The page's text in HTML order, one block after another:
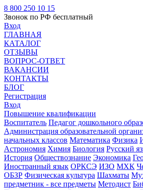
8 800 250 10 15
Звонок по РФ бесплатный
Вход
ГЛАВНАЯ
КАТАЛОГ
ОТЗЫВЫ
ВОПРОС-ОТВЕТ
ВАКАНСИИ
КОНТАКТЫ
БЛОГ
Регистрация
Вход
Повышение квалификации
Воспитатель Педагог дошкольного
Администрация образовательной
начальных классов Математика Физика
Астрономия Химия Биология Русский
История Обществознание Экономика
Иностранный язык ОРКСЭ ИЗО МХК
ОБЗР Физическая культура Шахматы
предметник - все предметы Методист